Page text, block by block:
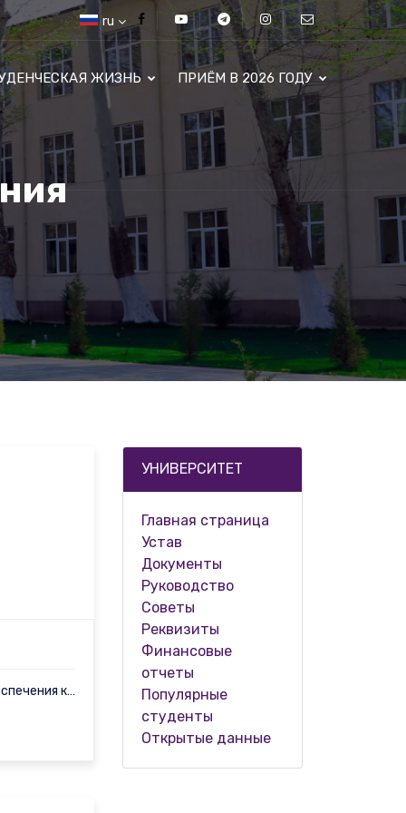
ru
ЖИЗНЬ ПРИЁМ В 2026 ГОДУ
Начальник отдела обеспечения качества образования Зикирилло Яздо…
УНИВЕРСИТЕТ
Главная страница
Устав
Документы
Руководство
Советы
Реквизиты
Финансовые
отчеты
Популярные
студенты
Открытые данные